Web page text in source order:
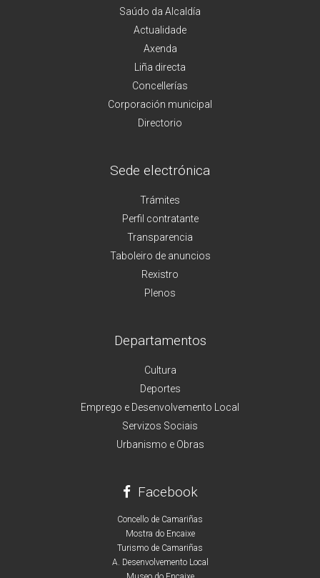
Saúdo da Alcaldía
Actualidade
Axenda
Liña directa
Concellerías
Corporación municipal
Directorio
Sede electrónica
Trámites
Perfil contratante
Transparencia
Taboleiro de anuncios
Rexistro
Plenos
Departamentos
Cultura
Deportes
Emprego e Desenvolvemento Local
Servizos Sociais
Urbanismo e Obras
Facebook
Concello de Camariñas
Mostra do Encaixe
Turismo de Camariñas
A. Desenvolvemento Local